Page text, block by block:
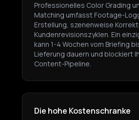
Professionelles Color Grading
Matching umfasst Footage-
Erstellung, szenenweise
Kundenrevisionszyklen. Ein
kann 1-4 Wochen vom Briefing
Lieferung dauern und blockiert
Content-Pipeline.
Die hohe Kostenschranke